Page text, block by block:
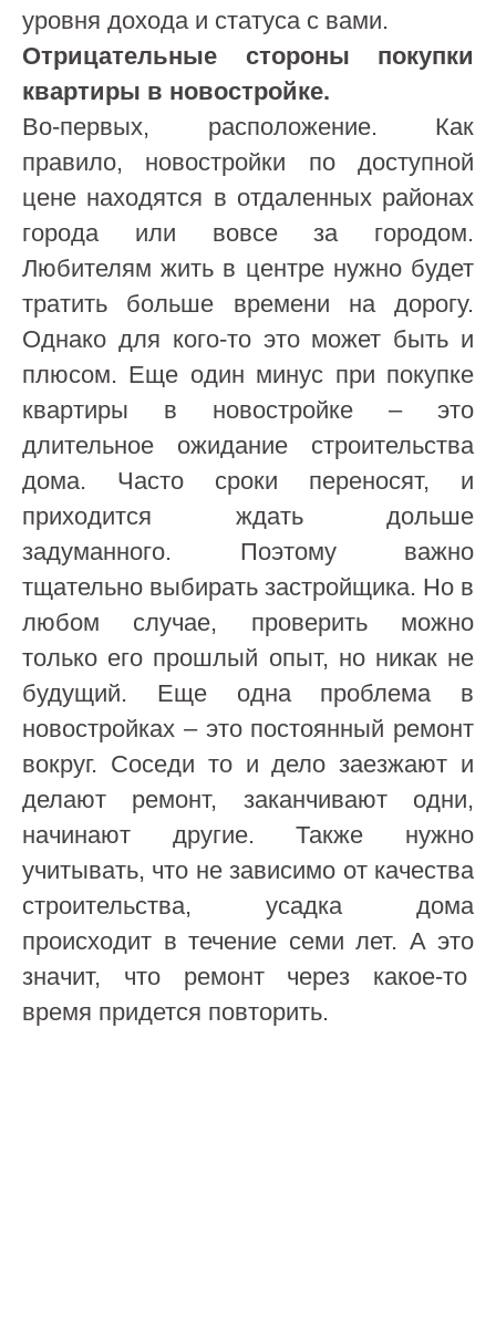
уровня дохода и статуса с вами.
Отрицательные стороны покупки
квартиры в новостройке.
Во-первых, расположение. Как
правило, новостройки по доступной
цене находятся в отдаленных районах
города или вовсе за городом.
Любителям жить в центре нужно будет
тратить больше времени на дорогу.
Однако для кого-то это может быть и
плюсом. Еще один минус при покупке
квартиры в новостройке – это
длительное ожидание строительства
дома. Часто сроки переносят, и
приходится ждать дольше
задуманного. Поэтому важно
тщательно выбирать застройщика. Но в
любом случае, проверить можно
только его прошлый опыт, но никак не
будущий. Еще одна проблема в
новостройках – это постоянный ремонт
вокруг. Соседи то и дело заезжают и
делают ремонт, заканчивают одни,
начинают другие. Также нужно
учитывать, что не зависимо от качества
строительства, усадка дома
происходит в течение семи лет. А это
значит, что ремонт через какое-то
время придется повторить.